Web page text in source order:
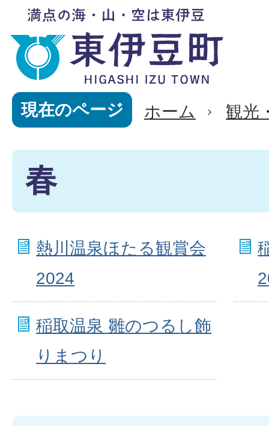
現在のページ ホーム 観光
春
熱川温泉ほたる観賞会
2024
稲取温泉 雛のつるし飾
りまつり